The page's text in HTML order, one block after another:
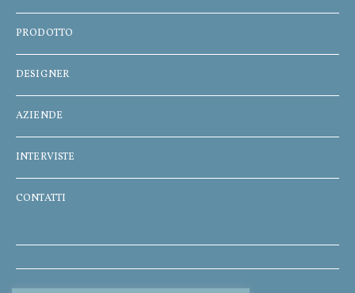
PRODOTTO
DESIGNER
AZIENDE
INTERVISTE
CONTATTI